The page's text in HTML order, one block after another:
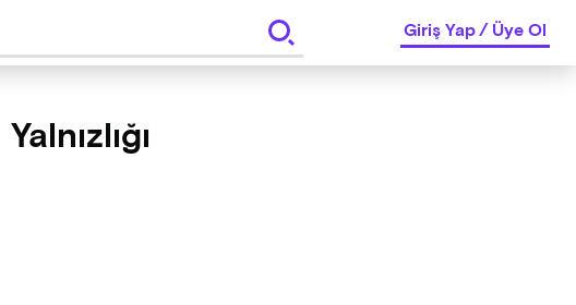
Giriş Yap/Üye Ol